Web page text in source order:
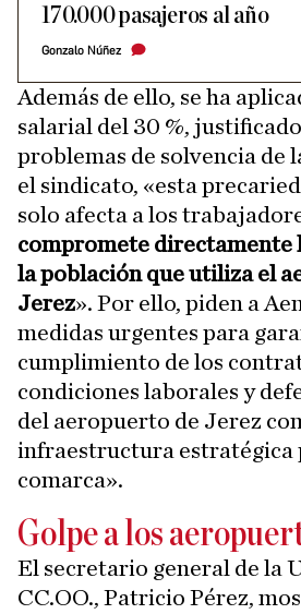
170.000 pasajeros al año
Gonzalo Núñez
Además de ello, se ha
salarial del 30 %,
problemas de solvencia de
el sindicato, «esta
solo afecta a los
compromete directamente
la población que utiliza el
Jerez». Por ello, piden a
medidas urgentes para
cumplimiento de los
condiciones laborales y
del aeropuerto de Jerez
infraestructura estratégica
comarca».
Golpe a los
El secretario general de la
CC.OO., Patricio Pérez,